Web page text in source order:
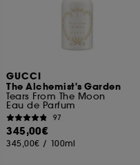
GUCCI
The Alchemist's Garden
Tears From The Moon
Eau de Parfum
97
345,00€
345,00€ / 100ml